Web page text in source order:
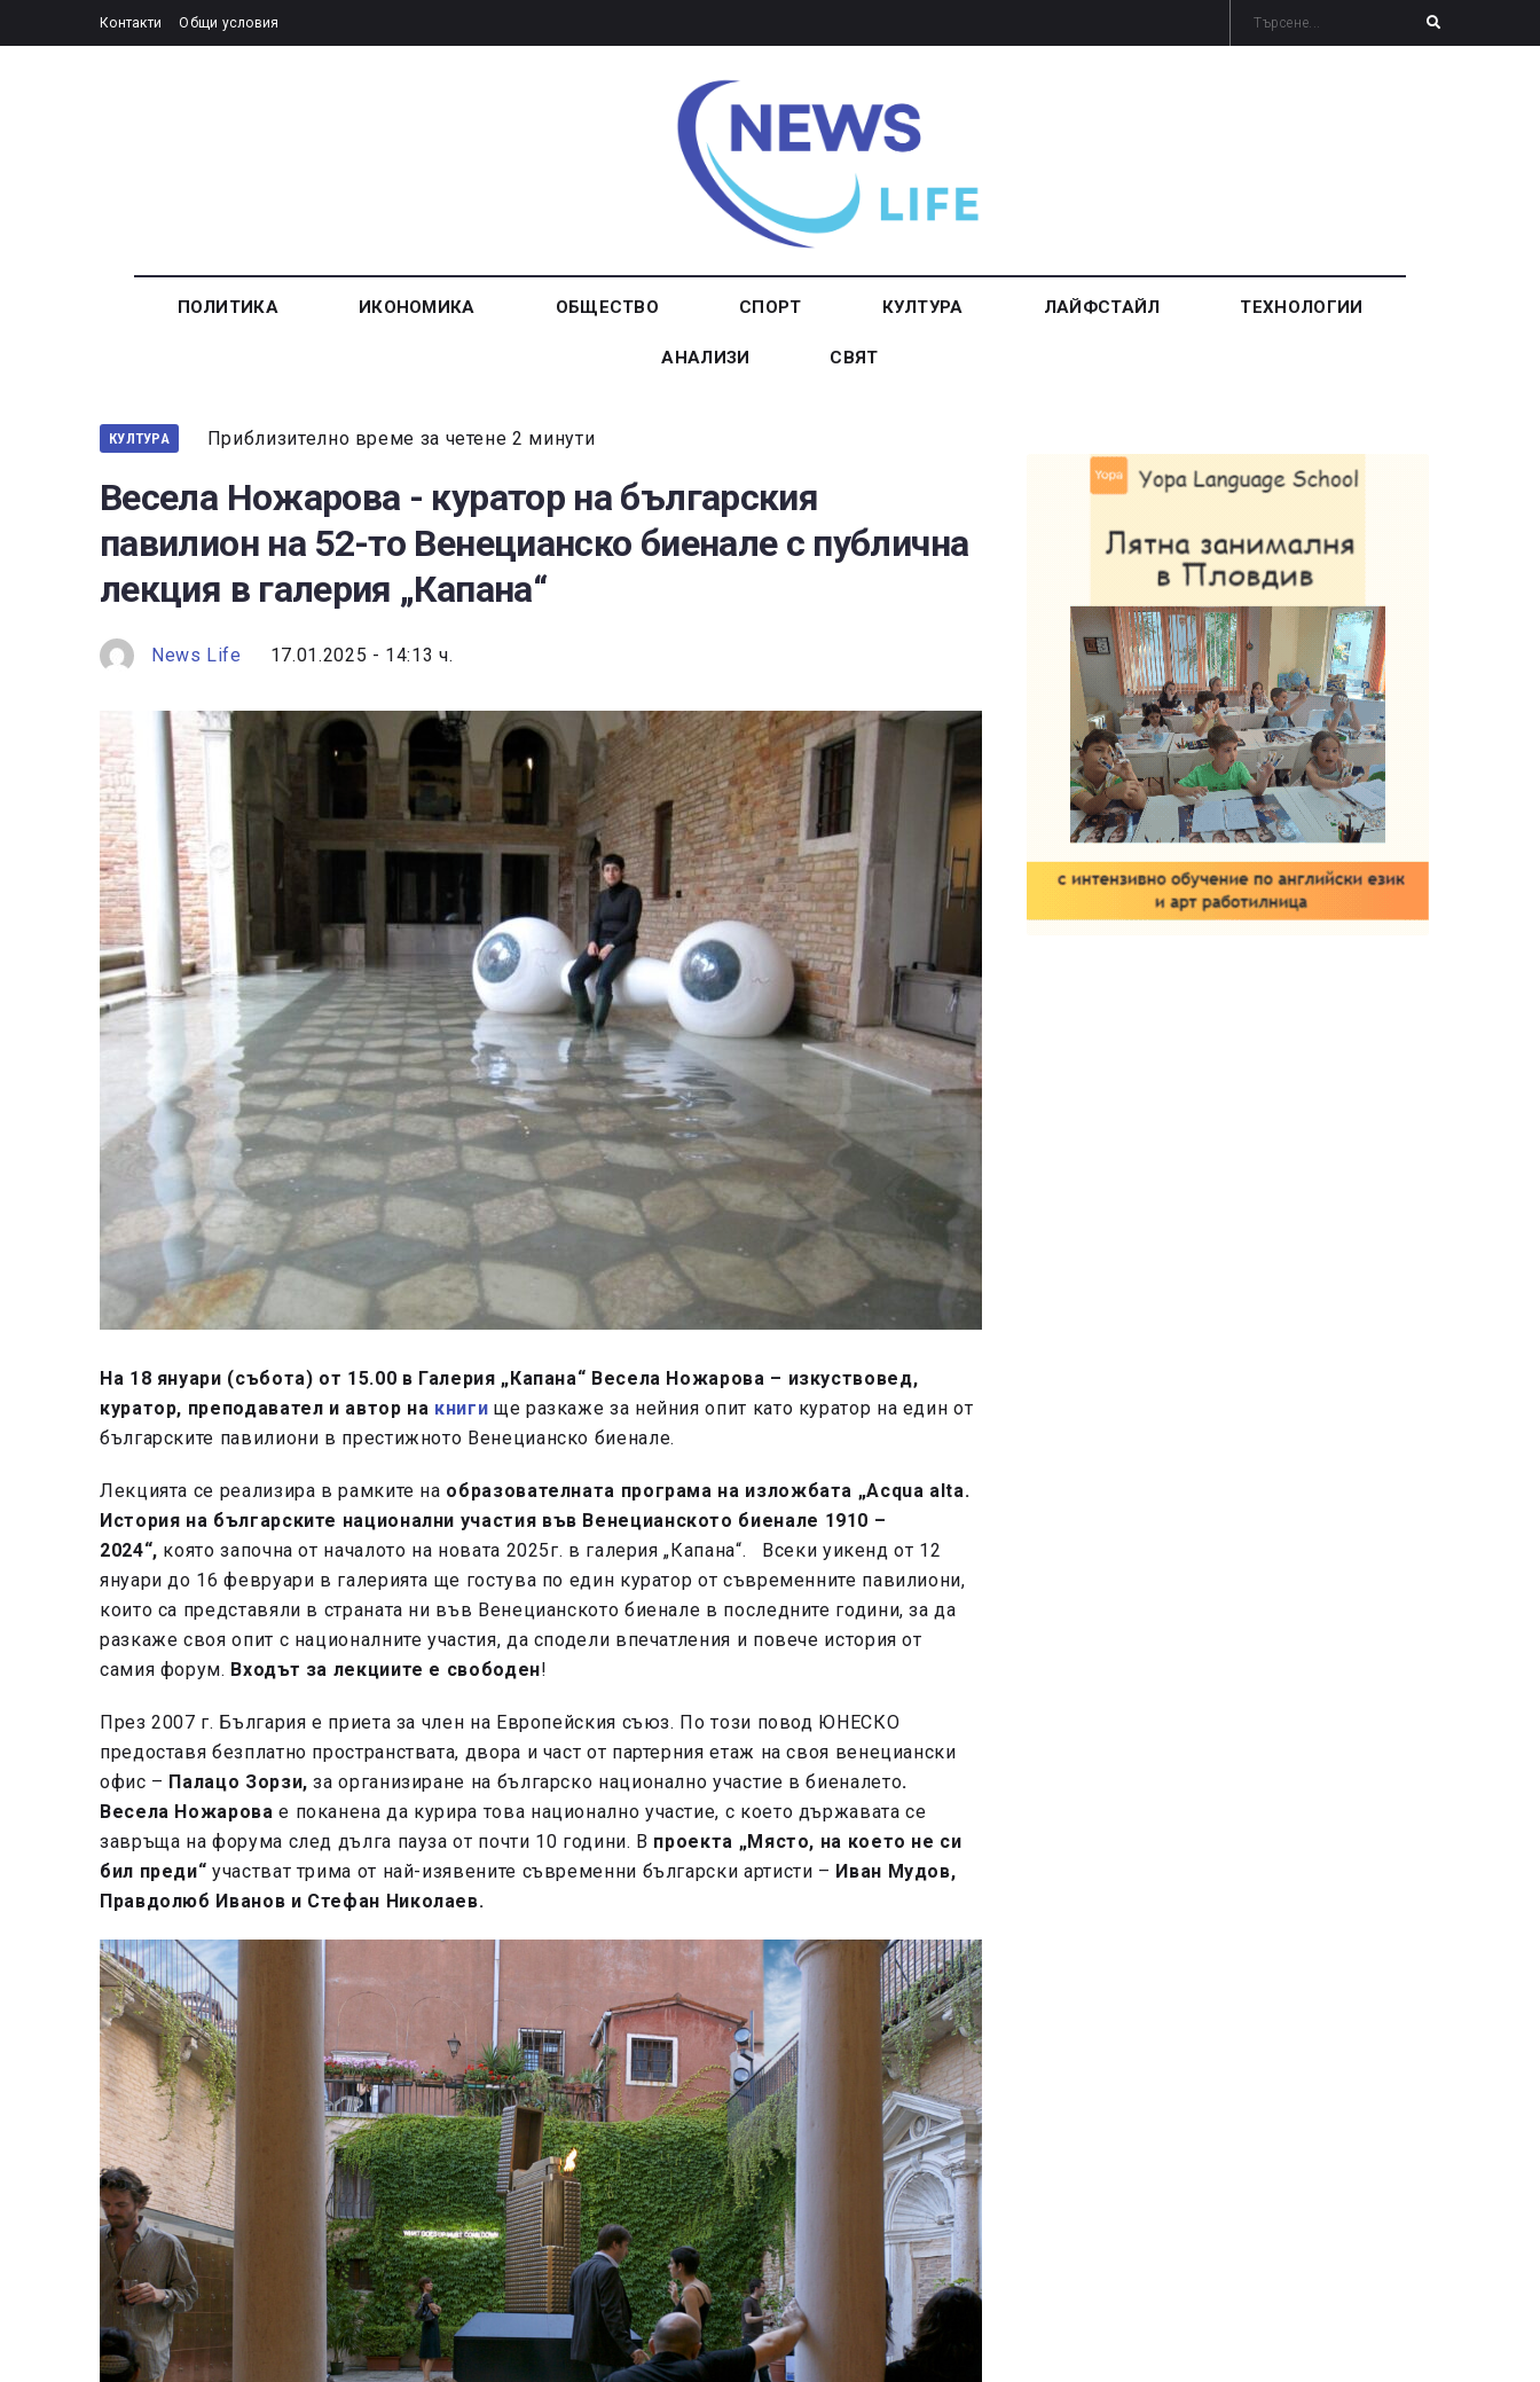
Контакти Общи условия
ПОЛИТИКА ИКОНОМИКА ОБЩЕСТВО СПОРТ КУЛТУРА ЛАЙФСТАЙЛ ТЕХНОЛОГИИ
АНАЛИЗИ СВЯТ
КУЛТУРА Приблизително време за четене 2 минути
Весела Ножарова - куратор на българския
павилион на 52-то Венецианско биенале с публична
лекция в галерия „Капана“
News Life 17.01.2025 - 14:13 ч.
На 18 януари (събота) от 15.00 в Галерия „Капана“ Весела Ножарова – изкуствовед,
куратор, преподавател и автор на книги ще разкаже за нейния опит като куратор на един от
българските павилиони в престижното Венецианско биенале.
Лекцията се реализира в рамките на образователната програма на изложбата „Acqua alta.
История на българските национални участия във Венецианското биенале 1910 –
2024“, която започна от началото на новата 2025г. в галерия „Капана“. Всеки уикенд от 12
януари до 16 февруари в галерията ще гостува по един куратор от съвременните павилиони,
които са представяли в страната ни във Венецианското биенале в последните години, за да
разкаже своя опит с националните участия, да сподели впечатления и повече история от
самия форум. Входът за лекциите е свободен!
През 2007 г. България е приета за член на Европейския съюз. По този повод ЮНЕСКО
предоставя безплатно пространствата, двора и част от партерния етаж на своя венециански
офис – Палацо Зорзи, за организиране на българско национално участие в биеналето.
Весела Ножаровае поканена да курира това национално участие, с което държавата се
завръща на форума след дълга пауза от почти 10 години. В проекта „Място, на което не си
бил преди“ участват трима от най-изявените съвременни български артисти – Иван Мудов,
Правдолюб Иванов и Стефан Николаев.